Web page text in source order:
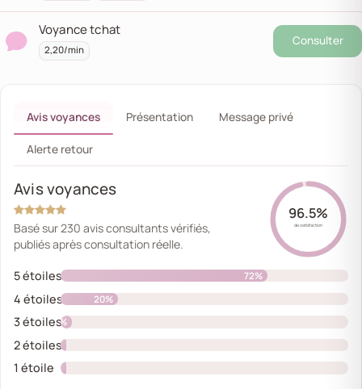
Voyance tchat
2,20/min
Consulter
Avis voyances Présentation Message privé
Alerte retour
Avis voyances
Basé sur 230 avis consultants vérifiés,
publiés après consultation réelle.
96.5%
de satisfaction
5 étoiles 72%
4 étoiles 20%
3 étoiles
4%
2 étoiles
2%
1 étoile2%